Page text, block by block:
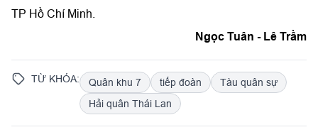
TP Hồ Chí Minh.
Ngọc Tuân - Lê Trầm
TỪ KHÓA: Quân khu 7 tiếp đoàn
Tàu quân sự
Hải quân Thái Lan